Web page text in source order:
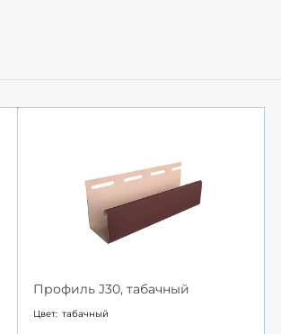
Профиль J30, табачный
Цвет: табачный